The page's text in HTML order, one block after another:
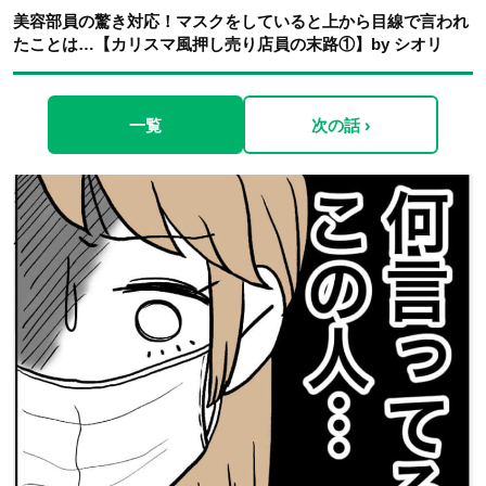
美容部員の驚き対応！マスクをしていると上から目線で言われ
たことは…【カリスマ風押し売り店員の末路①】by シオリ
一覧 次の話 ›